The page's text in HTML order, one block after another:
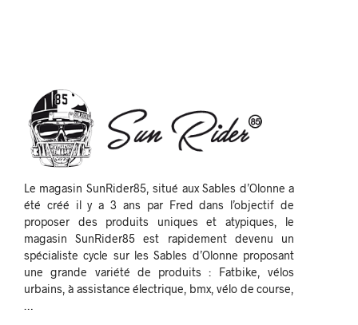
Le magasin SunRider85, situé aux Sables d’Olonne a
été créé il y a 3 ans par Fred dans l’objectif de
proposer des produits uniques et atypiques, le
magasin SunRider85 est rapidement devenu un
spécialiste cycle sur les Sables d’Olonne proposant
une grande variété de produits : Fatbike, vélos
urbains, à assistance électrique, bmx, vélo de course,